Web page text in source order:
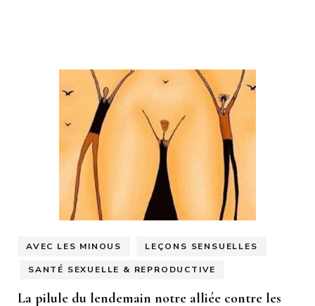
AVEC LES MINOUS LEÇONS SENSUELLES
SANTÉ SEXUELLE & REPRODUCTIVE
La pilule du lendemain notre alliée contre les